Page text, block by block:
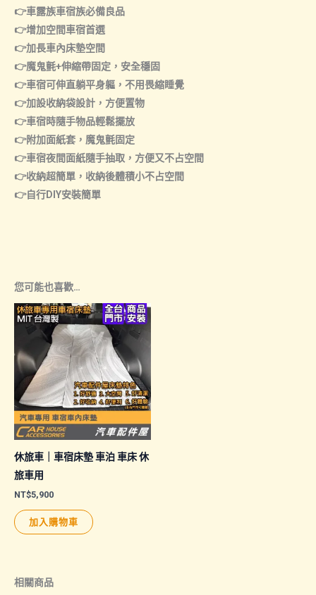
👉車露族車宿族必備良品
👉增加空間車宿首選
👉加長車內床墊空間
👉魔鬼氈+伸縮帶固定，安全穩固
👉車宿可伸直躺平身軀，不用畏縮睡覺
👉加設收納袋設計，方便置物
👉車宿時隨手物品輕鬆擺放
👉附加面紙套，魔鬼氈固定
👉車宿夜間面紙隨手抽取，方便又不占空間
👉收納超簡單，收納後體積小不占空間
👉自行DIY安裝簡單
您可能也喜歡…
休旅車｜車宿床墊 車泊 車床 休
旅車用
NT$5,900
加入購物車
相關商品